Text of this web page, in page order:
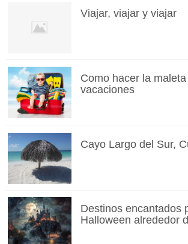
Viajar, viajar y viajar
Como hacer la
vacaciones
Cayo Largo del Sur,
Destinos encantados
Halloween alrededor